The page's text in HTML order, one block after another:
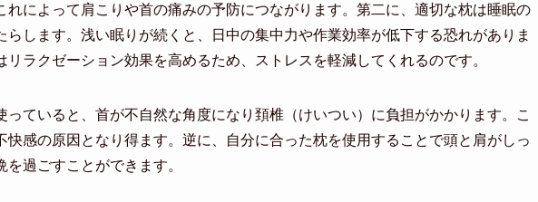
れによって肩こりや首の痛みの予防につながります。第二に、適切な枕は睡眠の
らします。浅い眠りが続くと、日中の集中力や作業効率が低下する恐れがありま
ラクゼーション効果を高めるため、ストレスを軽減してくれるのです。
ていると、首が不自然な角度になり頚椎（けいつい）に負担がかかります。こ
快感の原因となり得ます。逆に、自分に合った枕を使用することで頭と肩がしっ
過ごすことができます。